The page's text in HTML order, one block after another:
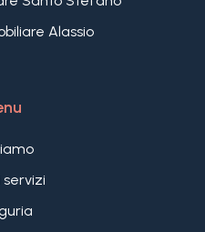
Alassio
servizi